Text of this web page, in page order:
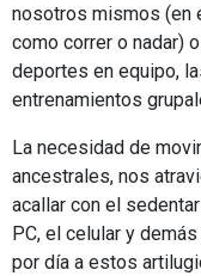
nosotros mismos (en
como correr o nadar)
deportes en equipo,
entrenamientos
La necesidad de
ancestrales, nos
acallar con el
PC, el celular y
por día a estos